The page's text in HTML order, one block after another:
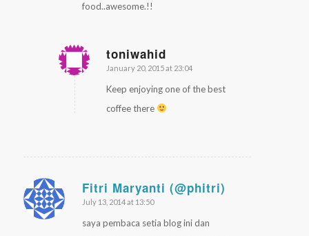
food..awesome.!!
toniwahid
says:
January 20, 2015 at 23:04
Keep enjoying one of the best
coffee there
Fitri Maryanti (@phitri)
says:
July 13, 2014 at 13:50
saya pembaca setia blog ini dan